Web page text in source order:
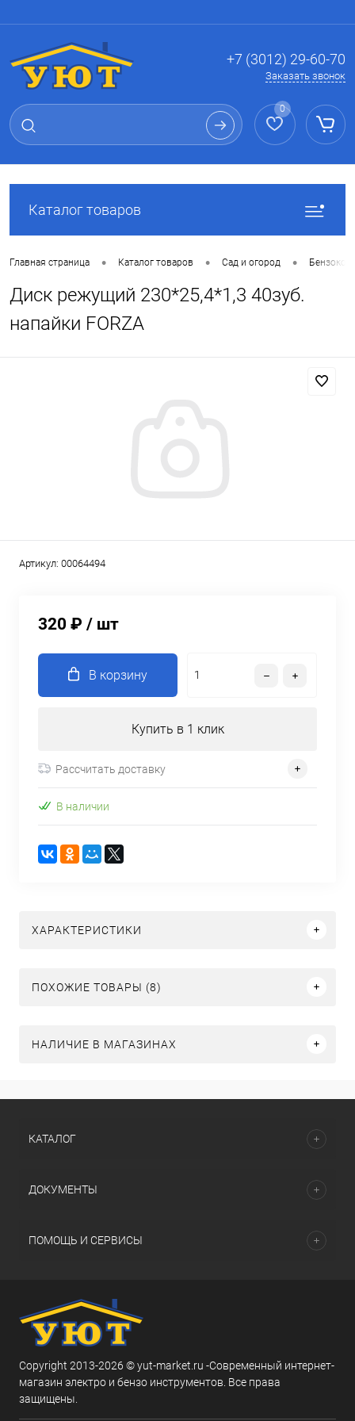
+7 (3012) 29-60-70
Заказать звонок
0
Каталог товаров
Главная страница • Каталог товаров • Сад и огород •
Диск режущий 230*25,4*1,3 40зуб.
напайки FORZA
Артикул: 00064494
320 ₽ / шт
В корзину
Купить в 1 клик
Рассчитать доставку
В наличии
ХАРАКТЕРИСТИКИ
ПОХОЖИЕ ТОВАРЫ (8)
НАЛИЧИЕ В МАГАЗИНАХ
КАТАЛОГ
ДОКУМЕНТЫ
ПОМОЩЬ И СЕРВИСЫ
Copyright 2013-2026 © yut-market.ru -Современный интернет-
магазин электро и бензо инструментов. Все права
защищены.